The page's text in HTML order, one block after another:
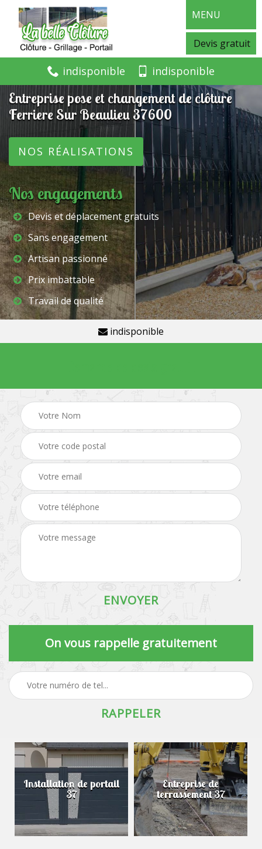
MENU
Devis gratuit
indisponible indisponible
Entreprise pose et changement de clôture
Ferriere Sur Beaulieu 37600
NOS RÉALISATIONS
Nos engagements
Devis et déplacement gratuits
Sans engagement
Artisan passionné
Prix imbattable
Travail de qualité
indisponible
On vous rappelle gratuitement
Installation de portail
37
Entreprise de
terrassement 37